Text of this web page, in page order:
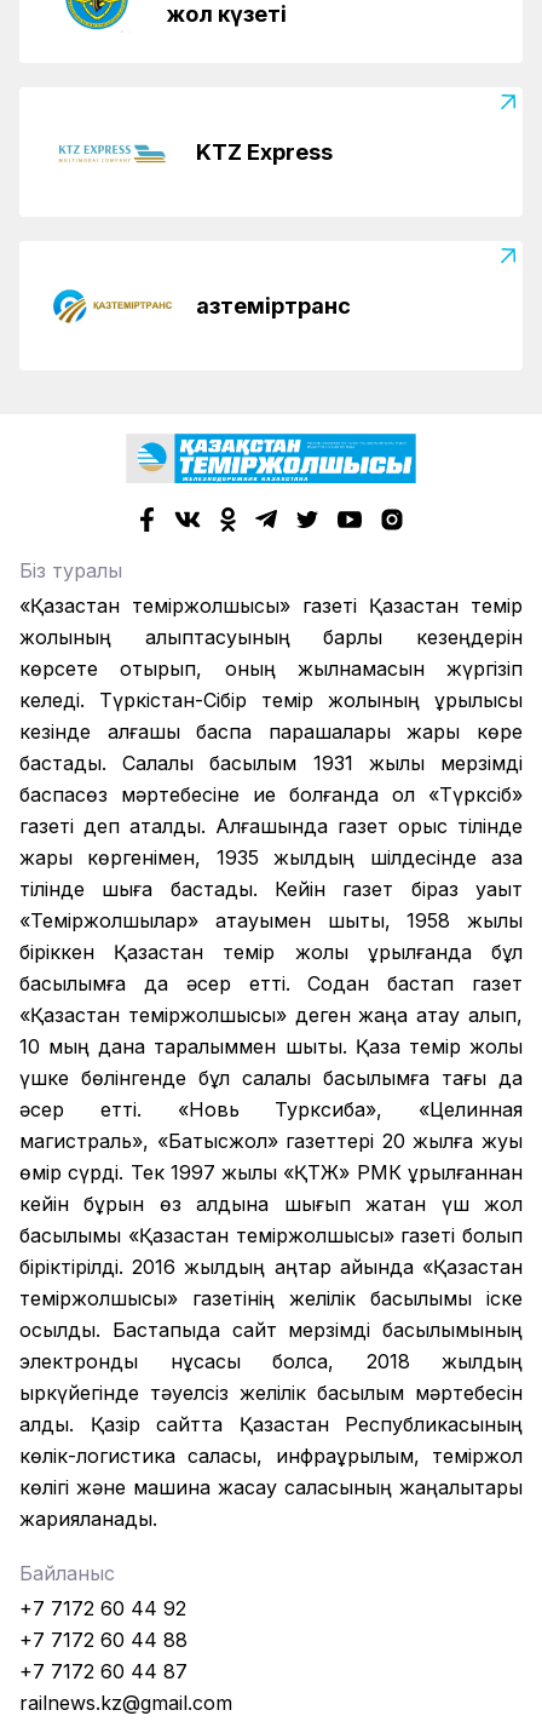
жол күзеті
KTZ Express
Қазтеміртранс
Біз туралы
«Қазақстан теміржолшысы» газеті Қазақстан темір
жолының қалыптасуының барлық кезеңдерін
көрсете отырып, оның жылнамасын жүргізіп
келеді. Түркістан-Сібір темір жолының құрылысы
кезінде алғашқы баспа парақшалары жарық көре
бастады. Салалық басылым 1931 жылы мерзімді
баспасөз мәртебесіне ие болғанда ол «Түрксіб»
газеті деп аталды. Алғашында газет орыс тілінде
жарық көргенімен, 1935 жылдың шілдесінде қазақ
тілінде шыға бастады. Кейін газет біраз уақыт
«Теміржолшылар» атауымен шықты, 1958 жылы
біріккен Қазақстан темір жолы құрылғанда бұл
басылымға да әсер етті. Содан бастап газет
«Қазақстан теміржолшысы» деген жаңа атау алып,
10 мың дана таралыммен шықты. Қазақ темір жолы
үшке бөлінгенде бұл салалық басылымға тағы да
әсер етті. «Новь Турксиба», «Целинная
магистраль», «Батысжол» газеттері 20 жылға жуық
өмір сүрді. Тек 1997 жылы «ҚТЖ» РМК құрылғаннан
кейін бұрын өз алдына шығып жатқан үш жол
басылымы «Қазақстан теміржолшысы» газеті болып
біріктірілді. 2016 жылдың қаңтар айында «Қазақстан
теміржолшысы» газетінің желілік басылымы іске
қосылды. Бастапқыда сайт мерзімді басылымының
электронды нұсқасы болса, 2018 жылдың
қыркүйегінде тәуелсіз желілік басылым мәртебесін
алды. Қазір сайтта Қазақстан Республикасының
көлік-логистика саласы, инфрақұрылым, теміржол
көлігі және машина жасау саласының жаңалықтары
жарияланады.
Байланыс
+7 7172 60 44 92
+7 7172 60 44 88
+7 7172 60 44 87
railnews.kz@gmail.com